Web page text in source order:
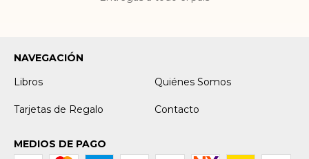
NAVEGACIÓN
Libros
Quiénes Somos
Tarjetas de Regalo Contacto
MEDIOS DE PAGO